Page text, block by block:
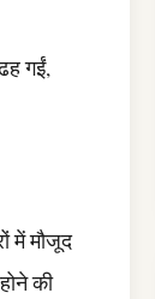
गईं,
में मौजूद
की